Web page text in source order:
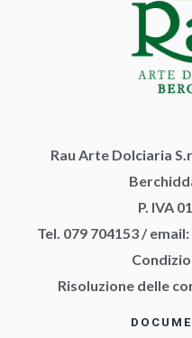
Rau Arte Dolciaria
P. IVA
Tel. 079 704153 /email:
Risoluzione delle